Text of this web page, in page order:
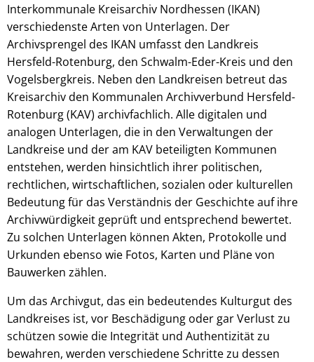
© Landkreis Hersfeld-Rotenburg
Interkommunale Kreisarchiv Nordhessen (IKAN)
verschiedenste Arten von Unterlagen. Der
Archivsprengel des IKAN umfasst den Landkreis
Hersfeld-Rotenburg, den Schwalm-Eder-Kreis und den
Vogelsbergkreis. Neben den Landkreisen betreut das
Kreisarchiv den Kommunalen Archivverbund Hersfeld-
Rotenburg (KAV) archivfachlich. Alle digitalen und
analogen Unterlagen, die in den Verwaltungen der
Landkreise und der am KAV beteiligten Kommunen
entstehen, werden hinsichtlich ihrer politischen,
rechtlichen, wirtschaftlichen, sozialen oder kulturellen
Bedeutung für das Verständnis der Geschichte auf ihre
Archivwürdigkeit geprüft und entsprechend bewertet.
Zu solchen Unterlagen können Akten, Protokolle und
Urkunden ebenso wie Fotos, Karten und Pläne von
Bauwerken zählen.
Um das Archivgut, das ein bedeutendes Kulturgut des
Landkreises ist, vor Beschädigung oder gar Verlust zu
schützen sowie die Integrität und Authentizität zu
bewahren, werden verschiedene Schritte zu dessen